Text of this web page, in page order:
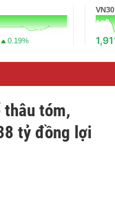
0.19%
VN30
thâu tóm,
tỷ đồng lợi